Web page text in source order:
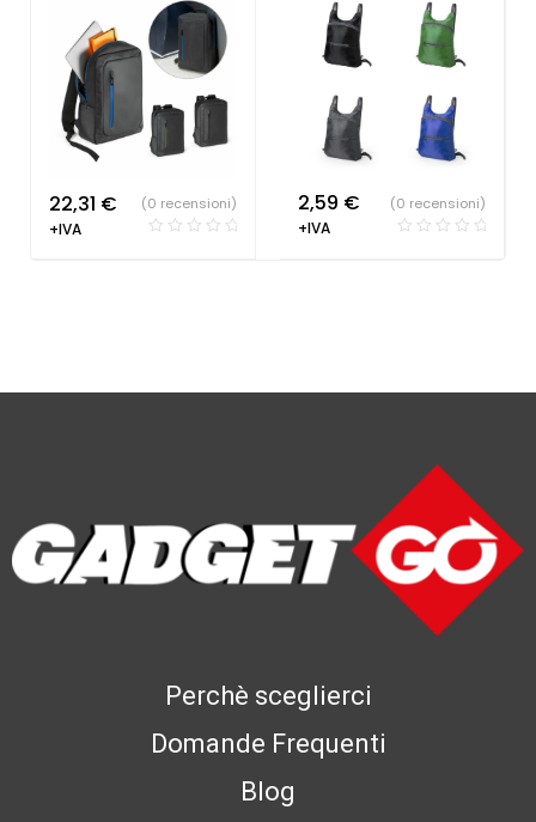
22,31 €
+IVA
(0 recensioni) 2,59 €
+IVA
(0 recensioni)
Perchè sceglierci
Domande Frequenti
Blog